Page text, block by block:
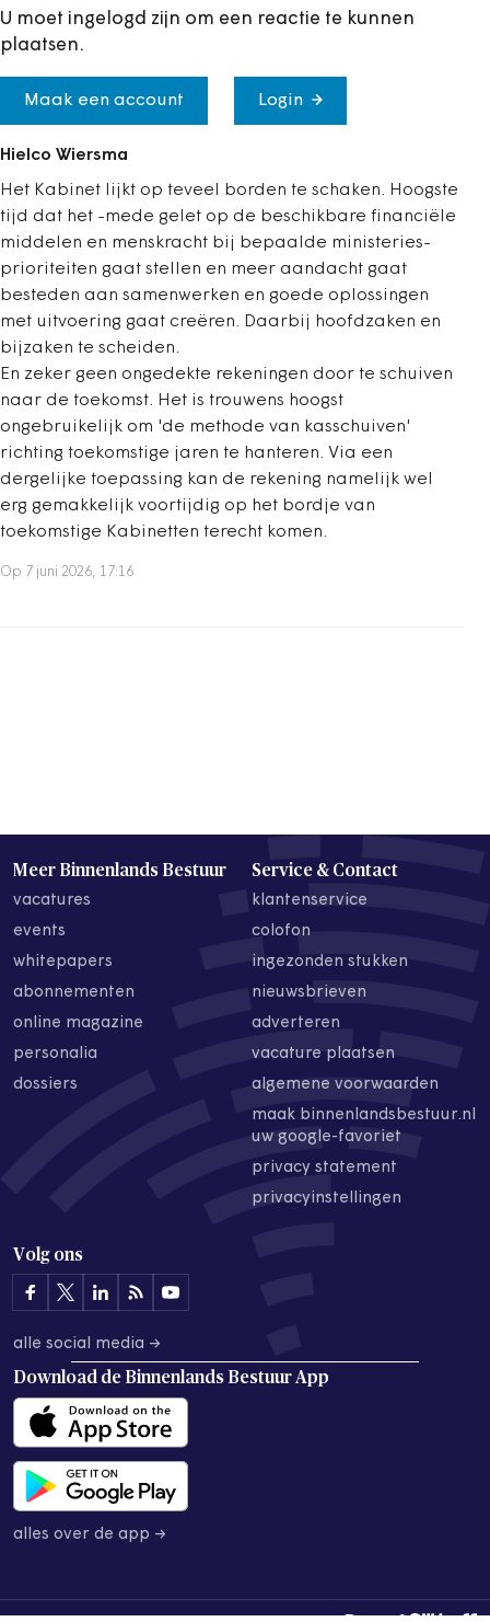
U moet ingelogd zijn om een reactie te kunnen
plaatsen.
Maak een account Login
Hielco Wiersma
Het Kabinet lijkt op teveel borden te schaken. Hoogste
tijd dat het -mede gelet op de beschikbare financiële
middelen en menskracht bij bepaalde ministeries-
prioriteiten gaat stellen en meer aandacht gaat
besteden aan samenwerken en goede oplossingen
met uitvoering gaat creëren. Daarbij hoofdzaken en
bijzaken te scheiden.
En zeker geen ongedekte rekeningen door te schuiven
naar de toekomst. Het is trouwens hoogst
ongebruikelijk om 'de methode van kasschuiven'
richting toekomstige jaren te hanteren. Via een
dergelijke toepassing kan de rekening namelijk wel
erg gemakkelijk voortijdig op het bordje van
toekomstige Kabinetten terecht komen.
Op 7 juni 2026, 17:16
Meer Binnenlands Bestuur
vacatures
events
whitepapers
abonnementen
online magazine
personalia
dossiers
Service & Contact
klantenservice
colofon
ingezonden stukken
nieuwsbrieven
adverteren
vacature plaatsen
algemene voorwaarden
maak binnenlandsbestuur.nl
uw google-favoriet
privacy statement
privacyinstellingen
Volg ons
alle social media →
Download de Binnenlands Bestuur App
alles over de app →